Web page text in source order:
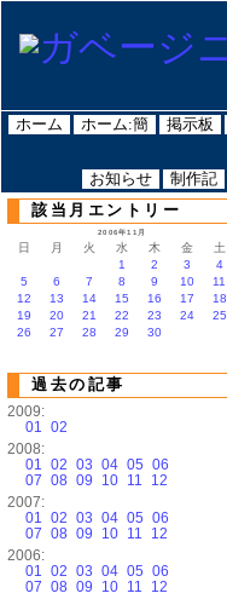
ホーム ホーム:簡 掲示板
お知らせ 制作記
該当月エントリー
2006年11月
日 月 火 水 木 金
土
1
2 3
4
5
6 7 8 9 10
11
12
13 14 15 16 17
18
19
20 21 22 23 24
25
26
27 28 29 30
過去の記事
2009:
01 02
2008:
01 02 03 04 05 06
07 08 09 10 11
12
2007:
01 02 03 04 05 06
07 08 09 10 11
12
2006:
01 02 03 04 05 06
07 08 09 10 11
12